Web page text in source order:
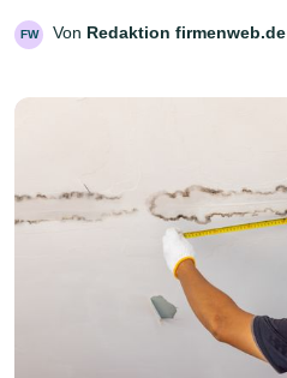
FW Von Redaktion firmenweb.de